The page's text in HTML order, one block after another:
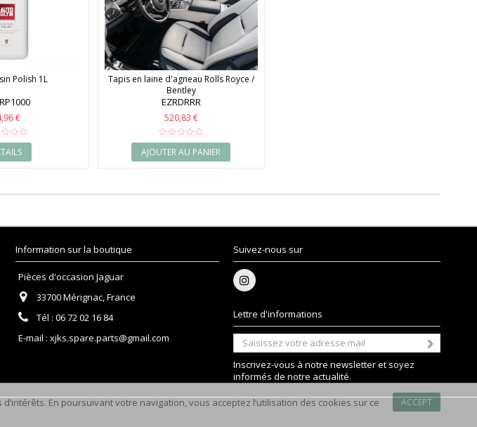
Polish 1L
€
Tapis en laine d'agneau Rolls Royce /
Bentley
EZRDRRR
520,83 €
AJOUTER AU PANIER
Information sur la boutique
Pièces d'occasion Jaguar
33700 Mérignac, France
Tél : 06 72 02 16 84
E-mail : xjks.spare.parts@gmail.com
Suivez-nous sur
Lettre d'informations
Inscrivez-vous à notre newsletter et soyez
informés de notre actualité.
ACCEPT
En poursuivant votre navigation, vous acceptez l’utilisation des cookies sur ce